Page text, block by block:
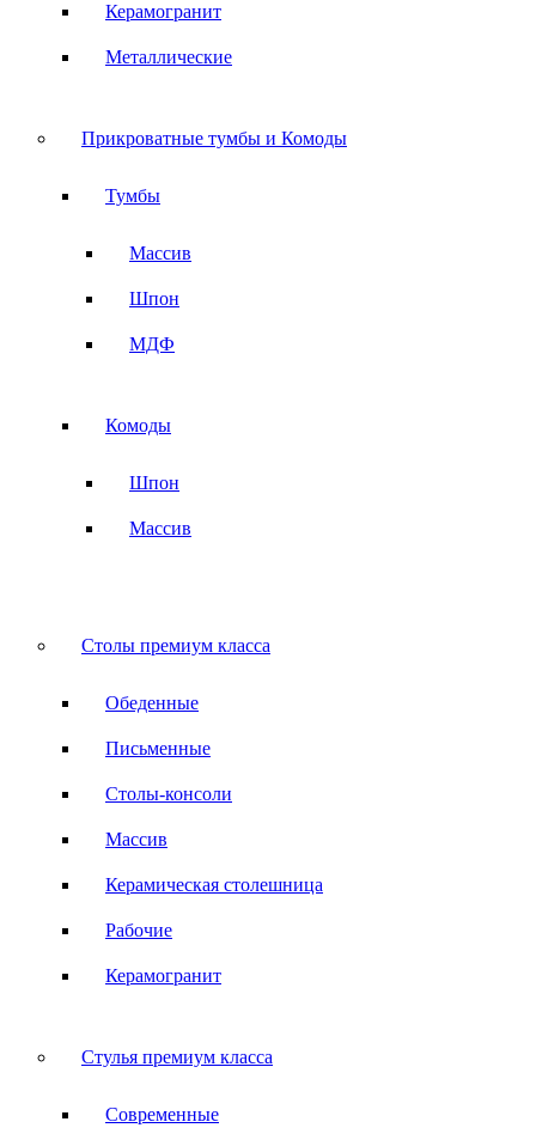
Керамогранит
Металлические
Прикроватные тумбы и Комоды
Тумбы
Массив
Шпон
МДФ
Комоды
Шпон
Массив
Столы премиум класса
Обеденные
Письменные
Столы-консоли
Массив
Керамическая столешница
Рабочие
Керамогранит
Стулья премиум класса
Современные